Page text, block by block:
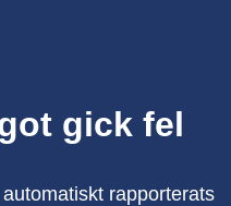
gick fel
rapporterats